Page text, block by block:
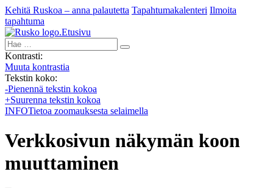
Kehitä Ruskoa – anna palautetta Tapahtumakalenteri Ilmoita
tapahtuma
Etusivu
Hae:
Kontrasti:
Muuta kontrastia
Tekstin koko:
-Pienennä tekstin kokoa
+Suurenna tekstin kokoa
INFOTietoa zoomauksesta selaimella
Verkkosivun näkymän koon
muuttaminen